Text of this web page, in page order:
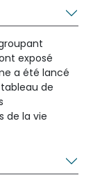
exposé
a été lancé
de
de la vie